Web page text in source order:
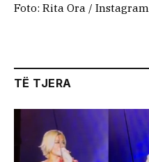
Foto: Rita Ora / Instagram
TË TJERA